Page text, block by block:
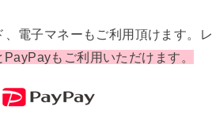
電子マネーもご利用頂けます。レ
もご利用いただけます。